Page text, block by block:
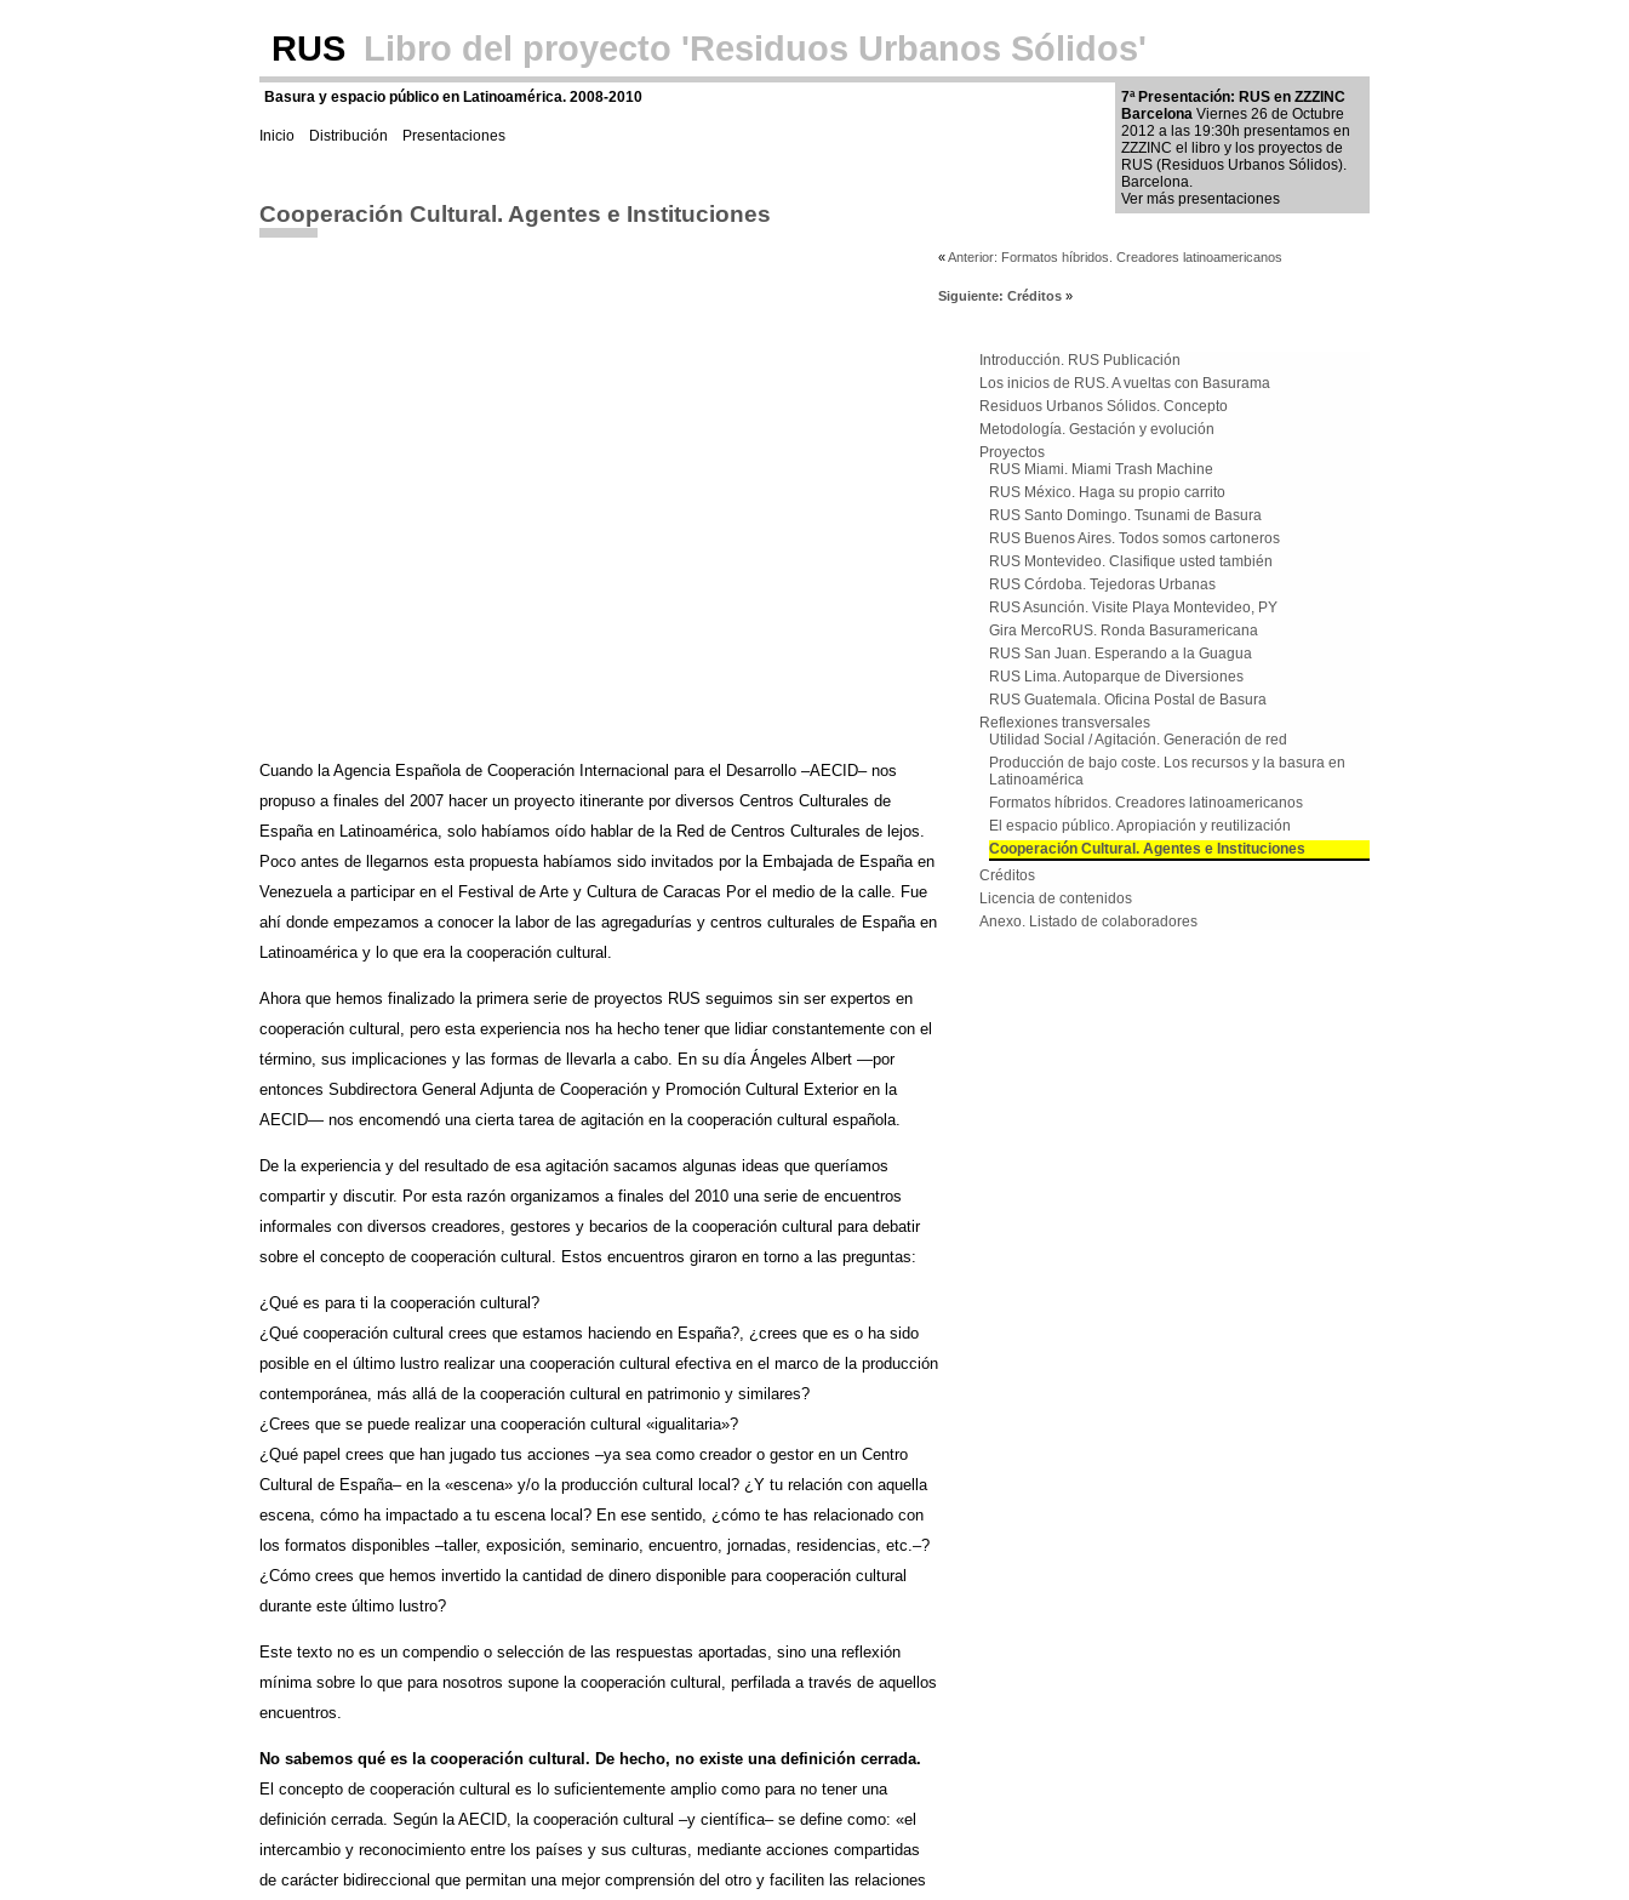
RUS Libro del proyecto 'Residuos Urbanos Sólidos'
Basura y espacio público en Latinoamérica. 2008-2010
7ª Presentación: RUS en ZZZINC
Barcelona Viernes 26 de Octubre
2012 a las 19:30h presentamos en
ZZZINC el libro y los proyectos de
RUS (Residuos Urbanos Sólidos).
Barcelona.
Ver más presentaciones
Inicio Distribución Presentaciones
Cooperación Cultural. Agentes e Instituciones
Cuando la Agencia Española de Cooperación Internacional para el Desarrollo –AECID– nos
propuso a finales del 2007 hacer un proyecto itinerante por diversos Centros Culturales de
España en Latinoamérica, solo habíamos oído hablar de la Red de Centros Culturales de lejos.
Poco antes de llegarnos esta propuesta habíamos sido invitados por la Embajada de España en
Venezuela a participar en el Festival de Arte y Cultura de Caracas Por el medio de la calle. Fue
ahí donde empezamos a conocer la labor de las agregadurías y centros culturales de España en
Latinoamérica y lo que era la cooperación cultural.­­
Ahora que hemos finalizado la primera serie de proyectos RUS seguimos sin ser expertos en
cooperación cultural, pero esta experiencia nos ha hecho tener que lidiar constantemente con el
término, sus implicaciones y las formas de llevarla a cabo. En su día Ángeles Albert —por
entonces Subdirectora General Adjunta de Cooperación y Promoción Cultural Exterior en la
AECID— nos encomendó una cierta tarea de agitación en la cooperación cultural española.
De la experiencia y del resultado de esa agitación sacamos algunas ideas que queríamos
compartir y discutir. Por esta razón organizamos a finales del 2010 una serie de encuentros
informales con diversos creadores, gestores y becarios de la cooperación cultural para debatir
sobre el concepto de cooperación cultural. Estos encuentros giraron en torno a las preguntas:
¿Qué es para ti la cooperación cultural?
¿Qué cooperación cultural crees que estamos haciendo en España?, ¿crees que es o ha sido
posible en el último lustro realizar una cooperación cultural efectiva en el marco de la producción
contemporánea, más allá de la cooperación cultural en patrimonio y similares?
¿Crees que se puede realizar una cooperación cultural «igualitaria»?
¿Qué papel crees que han jugado tus acciones –ya sea como creador o gestor en un Centro
Cultural de España– en la «escena» y/o la producción cultural local? ¿Y tu relación con aquella
escena, cómo ha impactado a tu escena local? En ese sentido, ¿cómo te has relacionado con
los formatos disponibles –taller, exposición, seminario, encuentro, jornadas, residencias, etc.–?
¿Cómo crees que hemos invertido la cantidad de dinero disponible para cooperación cultural
durante este último lustro?
Este texto no es un compendio o selección de las respuestas aportadas, sino una reflexión
mínima sobre lo que para nosotros supone la cooperación cultural, perfilada a través de aquellos
encuentros.
No sabemos qué es la cooperación cultural. De hecho, no existe una definición cerrada.
El concepto de cooperación cultural es lo suficientemente amplio como para no tener una
definición cerrada. Según la AECID, la cooperación cultural –y científica– se define como: «el
intercambio y reconocimiento entre los países y sus culturas, mediante acciones compartidas
de carácter bidireccional que permitan una mejor comprensión del otro y faciliten las relaciones
«Anterior: Formatos híbridos. Creadores latinoamericanos
Siguiente: Créditos »
Introducción. RUS Publicación
Los inicios de RUS. A vueltas con Basurama
Residuos Urbanos Sólidos. Concepto
Metodología. Gestación y evolución
Proyectos
RUS Miami. Miami Trash Machine
RUS México. Haga su propio carrito
RUS Santo Domingo. Tsunami de Basura
RUS Buenos Aires. Todos somos cartoneros
RUS Montevideo. Clasifique usted también
RUS Córdoba. Tejedoras Urbanas
RUS Asunción. Visite Playa Montevideo, PY
Gira MercoRUS. Ronda Basuramericana
RUS San Juan. Esperando a la Guagua
RUS Lima. Autoparque de Diversiones
RUS Guatemala. Oficina Postal de Basura
Reflexiones transversales
Utilidad Social / Agitación. Generación de red
Producción de bajo coste. Los recursos y la basura en
Latinoamérica
Formatos híbridos. Creadores latinoamericanos
El espacio público. Apropiación y reutilización
Cooperación Cultural. Agentes e Instituciones
Créditos
Licencia de contenidos
Anexo. Listado de colaboradores